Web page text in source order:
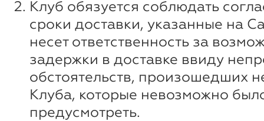
Клуб обязуется соблюдать
сроки доставки, указанные на
несет ответственность за
задержки в доставке ввиду
обстоятельств, произошедших
Клуба, которые невозможно
предусмотреть.